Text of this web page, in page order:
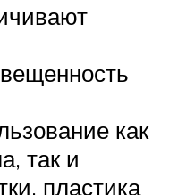
как
так и
пластика